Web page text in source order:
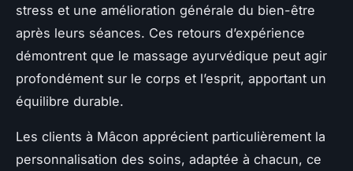
stress et une amélioration générale du bien-être
après leurs séances. Ces retours d’expérience
démontrent que le massage ayurvédique peut agir
profondément sur le corps et l’esprit, apportant un
équilibre durable.
Les clients à Mâcon apprécient particulièrement la
personnalisation des soins, adaptée à chacun, ce